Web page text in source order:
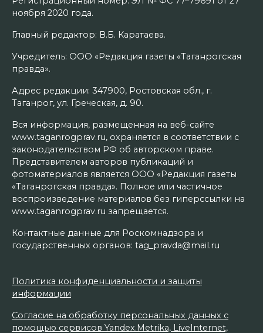
ноября 2020 года.
Главный редактор: В.Б. Каратаева.
Учредитель: ООО «Редакция газеты «Таганрогская
правда».
Адрес редакции: 347900, Ростовская обл., г.
Таганрог, ул. Греческая, д. 90.
Вся информация, размещенная на веб-сайте
www.taganrogprav.ru, охраняется в соответствии с
законодательством РФ об авторском праве.
Представителем авторов публикаций и
фотоматериалов является ООО «Редакция газеты
«Таганрогская правда». Полное или частичное
воспроизведение материалов без гиперссылки на
www.taganrogprav.ru запрещается.
Контактные данные для Роскомнадзора и
государственных органов: tag_pravda@mail.ru
Политика конфиденциальности и защиты
информации
Согласие на обработку персональных данных с
помощью сервисов Yandex.Metrika, LiveInternet,